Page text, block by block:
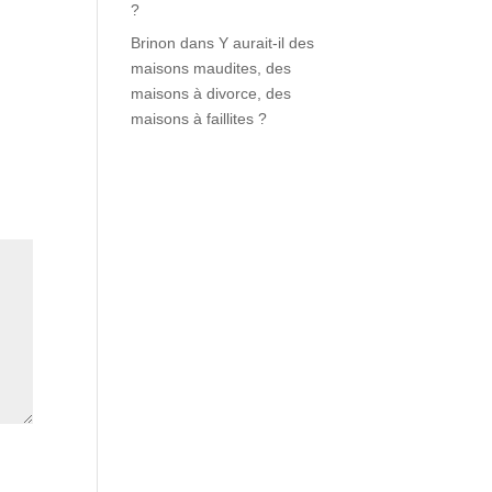
?
Brinon dansY aurait-il des
maisons maudites, des
maisons à divorce, des
maisons à faillites ?